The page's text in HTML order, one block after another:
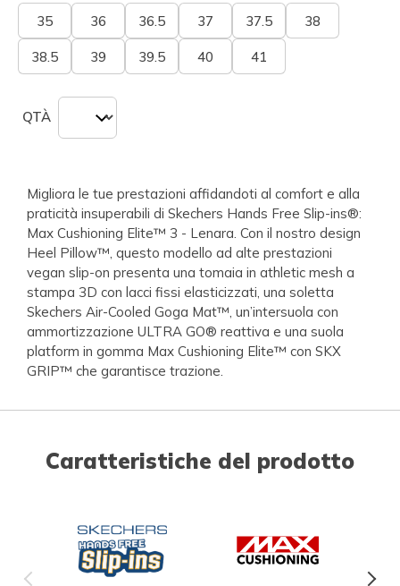
35 36 36.5 37 37.5 38
38.5 39 39.5 40 41
QTÀ
Migliora le tue prestazioni affidandoti al comfort e alla
praticità insuperabili di Skechers Hands Free Slip-ins®:
Max Cushioning Elite™ 3 - Lenara. Con il nostro design
Heel Pillow™, questo modello ad alte prestazioni
vegan slip-on presenta una tomaia in athletic mesh a
stampa 3D con lacci fissi elasticizzati, una soletta
Skechers Air-Cooled Goga Mat™, un’intersuola con
ammortizzazione ULTRA GO® reattiva e una suola
platform in gomma Max Cushioning Elite™ con SKX
GRIP™ che garantisce trazione.
Caratteristiche del prodotto